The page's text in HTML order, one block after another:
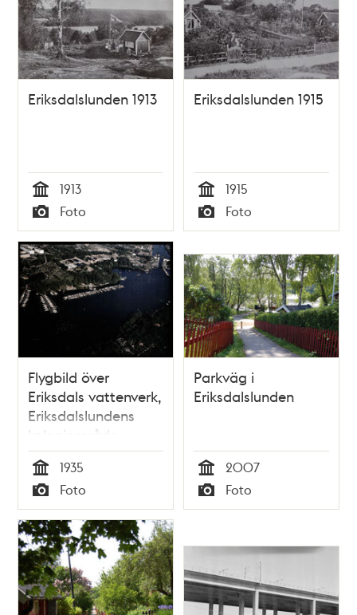
poster
och
teman
Eriksdalslunden 1913
Tid
1913
Typ
Foto
Eriksdalslunden 1915
Tid
1915
Typ
Foto
Flygbild över
Eriksdals vattenverk,
Eriksdalslundens
koloniområde,
Stugans och
Dianelunds
koloniområden
Tid
1935
Typ
Foto
Parkväg i
Eriksdalslunden
Tid
2007
Typ
Foto